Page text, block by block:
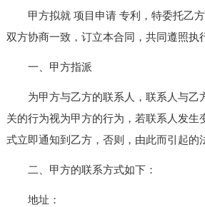
甲方拟就 项目申请 专利，特委托乙方
双方协商一致，订立本合同，共同遵照执
一、甲方指派
为甲方与乙方的联系人，联系人与乙
关的行为视为甲方的行为，若联系人发生
式立即通知到乙方，否则，由此而引起的
二、甲方的联系方式如下：
地址：